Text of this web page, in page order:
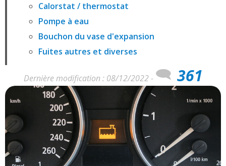
Calorstat / thermostat
Pompe à eau
Bouchon du vase d'expansion
Fuites autres et diverses
Dernière modification : 08/12/2022 - 361